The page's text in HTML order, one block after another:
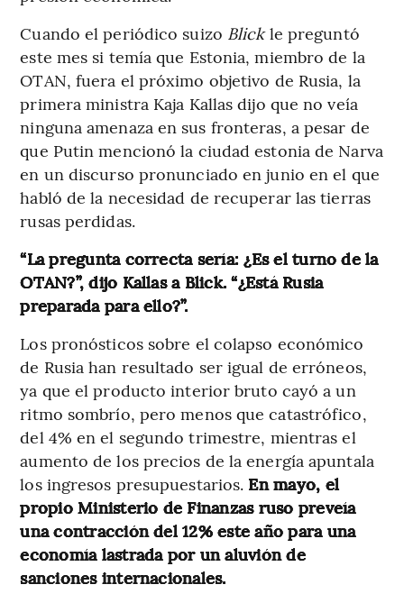
Cuando el periódico suizo Blickle preguntó
este mes si temía que Estonia, miembro de la
OTAN, fuera el próximo objetivo de Rusia, la
primera ministra Kaja Kallas dijo que no veía
ninguna amenaza en sus fronteras, a pesar de
que Putin mencionó la ciudad estonia de Narva
en un discurso pronunciado en junio en el que
habló de la necesidad de recuperar las tierras
rusas perdidas.
“La pregunta correcta sería: ¿Es el turno de la
OTAN?”, dijo Kallas a Blick. “¿Está Rusia
preparada para ello?”.
Los pronósticos sobre el colapso económico
de Rusia han resultado ser igual de erróneos,
ya que el producto interior bruto cayó a un
ritmo sombrío, pero menos que catastrófico,
del 4% en el segundo trimestre, mientras el
aumento de los precios de la energía apuntala
los ingresos presupuestarios. En mayo, el
propio Ministerio de Finanzas ruso preveía
una contracción del 12% este año para una
economía lastrada por un aluvión de
sanciones internacionales.